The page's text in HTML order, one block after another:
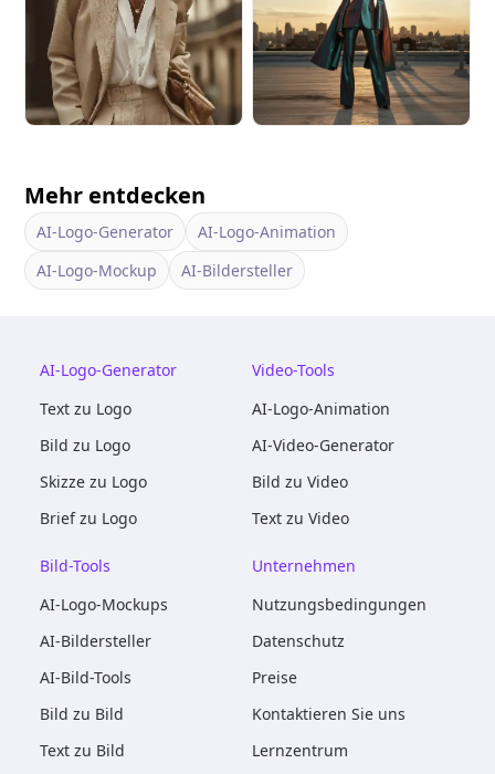
Mehr entdecken
AI-Logo-Generator
AI-Logo-Animation
AI-Logo-Mockup
AI-Bildersteller
AI-Logo-Generator
Text zu Logo
Bild zu Logo
Skizze zu Logo
Brief zu Logo
Video-Tools
AI-Logo-Animation
AI-Video-Generator
Bild zu Video
Text zu Video
Bild-Tools
AI-Logo-Mockups
AI-Bildersteller
AI-Bild-Tools
Bild zu Bild
Text zu Bild
Unternehmen
Nutzungsbedingungen
Datenschutz
Preise
Kontaktieren Sie uns
Lernzentrum